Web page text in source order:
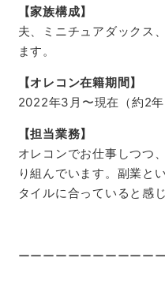
【家族構成】
夫、ミニチュアダックス
ます。
【オレコン在籍期間】
2022年3月〜現在（約2年
【担当業務】
オレコンでお仕事しつつ
り組んでいます。副業と
タイルに合っていると感
ーーーーーーーーーーー